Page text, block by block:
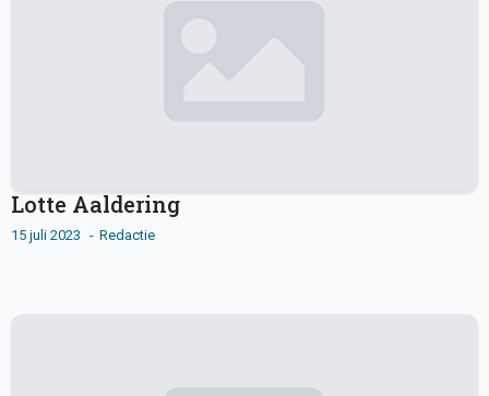
Lotte Aaldering
15 juli 2023 Redactie